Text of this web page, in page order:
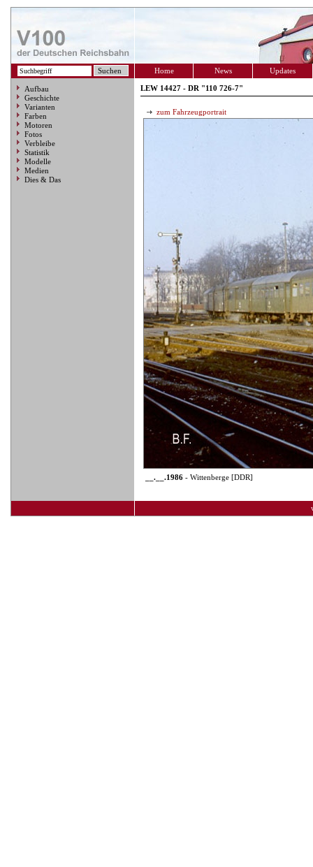
Home News Updates
Aufbau
Geschichte
Varianten
Farben
Motoren
Fotos
Verbleibe
Statistik
Modelle
Medien
Dies & Das
LEW 14427 - DR "110 726-7"
zum Fahrzeugportrait
__.__.1986 - Wittenberge [DDR]